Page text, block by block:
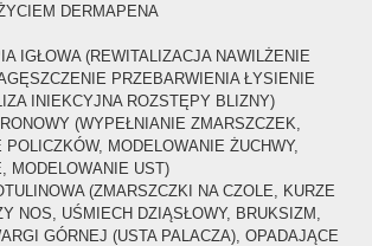
DERMAPENA
IGŁOWA (REWITALIZACJA NAWILŻENIE
PRZEBARWIENIA ŁYSIENIE
INIEKCYJNA ROZSTĘPY BLIZNY)
(WYPEŁNIANIE ZMARSZCZEK,
MODELOWANIE ŻUCHWY,
MODELOWANIE UST)
(ZMARSZCZKI NA CZOLE, KURZE
NOS, UŚMIECH DZIĄSŁOWY, BRUKSIZM,
GÓRNEJ (USTA PALACZA), OPADAJĄCE